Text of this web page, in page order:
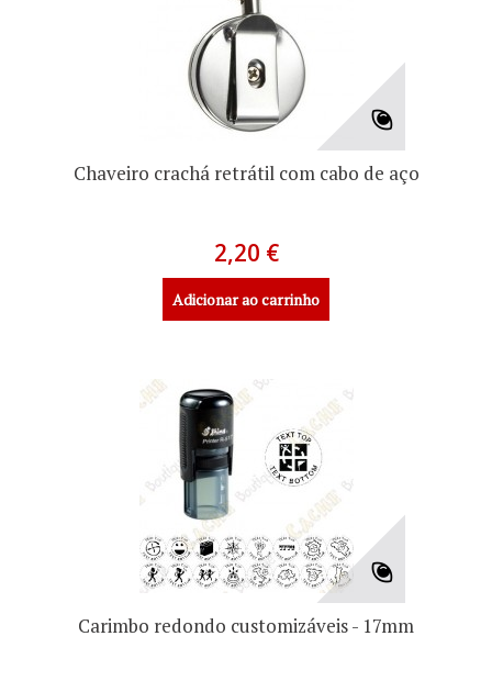
Chaveiro crachá retrátil com cabo de aço
2,20 €
Adicionar ao carrinho
Carimbo redondo customizáveis - 17mm